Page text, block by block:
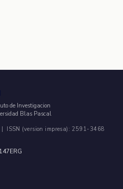
de Investigacion
Blas Pascal
ISSN (version impresa): 2591-3468